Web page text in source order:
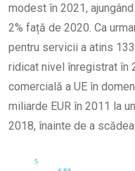
modest în 2021,
2% față de 2020. Ca
pentru servicii a atins
ridicat nivel înregistrat în
comercială a UE în
miliarde EUR în 2011 la
2018, înainte de a